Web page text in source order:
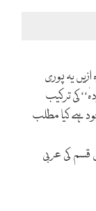
یہ پوری
ترکیب
ہے کیا مطلب
کی عربی